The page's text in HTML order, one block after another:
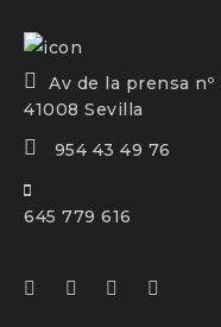
Av de la prensa
41008 Sevilla
954 43 49 76
645 779 616